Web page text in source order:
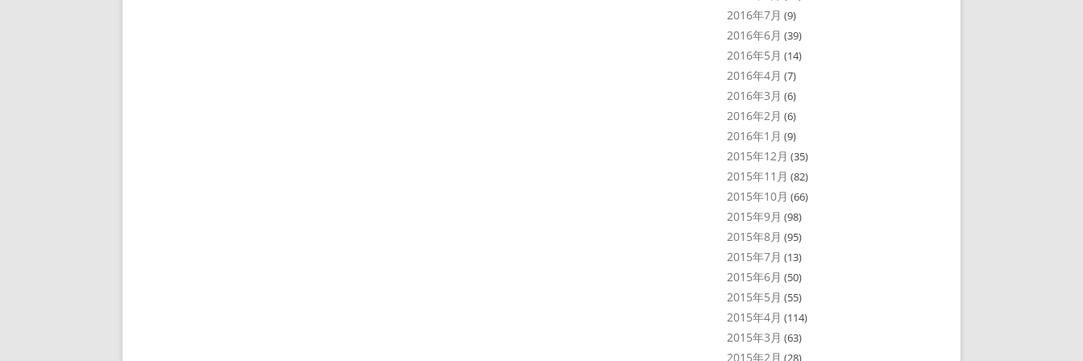
2016年7月 (9)
2016年6月 (39)
2016年5月 (14)
2016年4月 (7)
2016年3月 (6)
2016年2月 (6)
2016年1月 (9)
2015年12月 (35)
2015年11月 (82)
2015年10月 (66)
2015年9月 (98)
2015年8月 (95)
2015年7月 (13)
2015年6月 (50)
2015年5月 (55)
2015年4月 (114)
2015年3月 (63)
2015年2月 (28)